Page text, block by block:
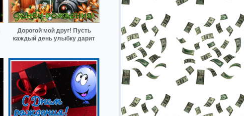
Дорогой мой друг! Пусть
каждый день улыбку дарит